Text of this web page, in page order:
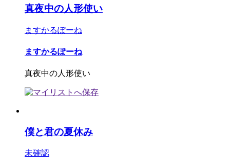
真夜中の人形使い
ますかるぽーね
ますかるぽーね
真夜中の人形使い
僕と君の夏休み
未確認